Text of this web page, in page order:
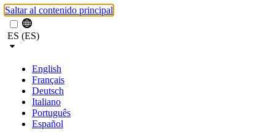
Saltar al contenido principal
ES (ES)
English
Français
Deutsch
Italiano
Português
Español